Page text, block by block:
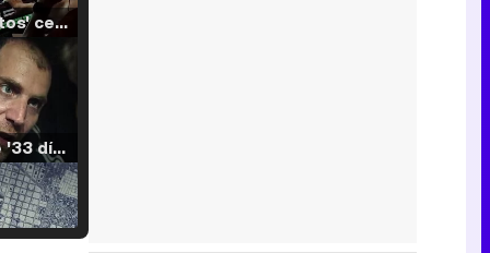
'120 Minutos' celebra sus 2.000 programas en Telemadrid con un vídeo del día a día en la redacción
Tráiler de '33 días', la nueva serie de Atresplayer con Julián Villagrán y José Manuel Poga